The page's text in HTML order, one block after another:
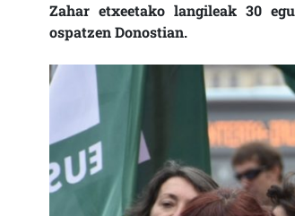
Zahar etxeetako langileak 30
ospatzen Donostian.